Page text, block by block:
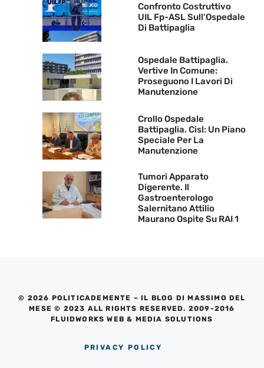
Confronto Costruttivo
UIL Fp-ASL Sull’Ospedale
Di Battipaglia
Ospedale Battipaglia.
Vertive In Comune:
Proseguono I Lavori Di
Manutenzione
Crollo Ospedale
Battipaglia. Cisl: Un Piano
Speciale Per La
Manutenzione
Tumori Apparato
Digerente. Il
Gastroenterologo
Salernitano Attilio
Maurano Ospite Su RAI 1
© 2026 POLITICADEMENTE – IL BLOG DI MASSIMO DEL
MESE © 2023 ALL RIGHTS RESERVED. 2009-2016
FLUIDWORKS WEB & MEDIA SOLUTIONS
PRIVACY POLICY